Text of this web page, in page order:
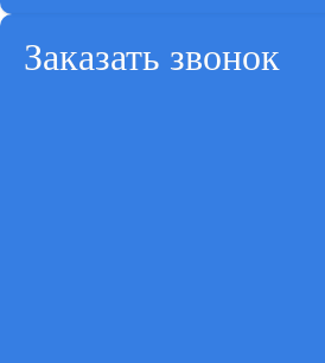
Заказать звонок